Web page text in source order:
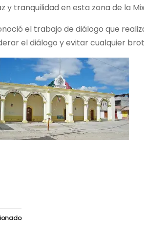
y tranquilidad en esta zona de la
el trabajo de diálogo que
el diálogo y evitar cualquier